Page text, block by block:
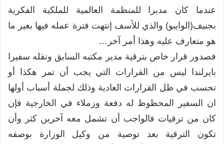
عندما كان مديرا للمنظمة العالمية للملكية الفكرية
بجنيف(الوايبو) والذي للأسف إنتهت فترة عمله فيها بغير ما
هو متعارف عليه وهذا أمر آخر…
فصدور قرار خاص بترقية مدير مكتبه السابق ونقله سفيرا
بايرلندا ليس من القرارات التي يجب أن تمر هكذا أو
تحسب في ظل القرارات العادية وذلك لجملة أسباب أولها
ان السفير المحظوظ له دفعة وزملاء في الخارجية فإن
كان من ترقيات فالواجب أن تشمل معه آخرين كثر وأن
تكون الترقية بعد توصية من وكيل الوزارة بوصفه